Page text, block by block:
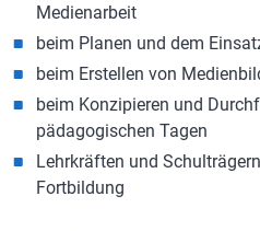
Medienarbeit
beim Planen und dem
beim Erstellen von
beim Konzipieren und
pädagogischen Tagen
Lehrkräften und
Fortbildung